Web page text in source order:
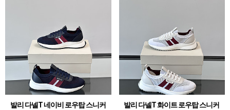
발리 다넬T 네이비 로우탑 스니커
발리 다넬T 화이트 로우탑 스니커